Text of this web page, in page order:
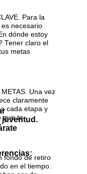
Para la
necesario
dónde estoy
Tener claro el
metas
Una vez
claramente
cada etapa y
que te
fondo de retiro
en el tiempo.
juventud.